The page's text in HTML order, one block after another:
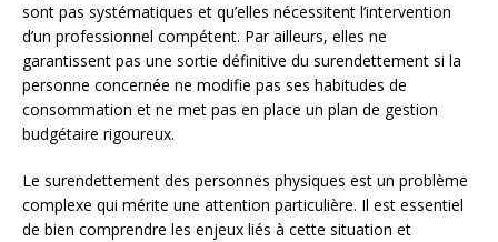
sont pas systématiques et qu’elles nécessitent l’intervention
d’un professionnel compétent. Par ailleurs, elles ne
garantissent pas une sortie définitive du surendettement si la
personne concernée ne modifie pas ses habitudes de
consommation et ne met pas en place un plan de gestion
budgétaire rigoureux.
Le surendettement des personnes physiques est un problème
complexe qui mérite une attention particulière. Il est essentiel
de bien comprendre les enjeux liés à cette situation et